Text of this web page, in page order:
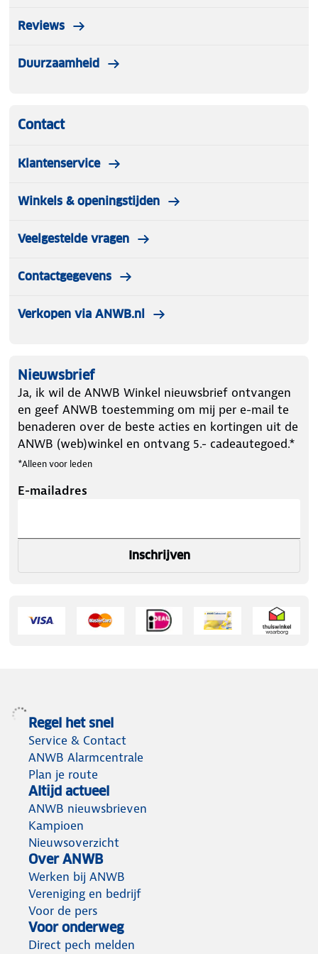
Reviews
Duurzaamheid
Contact
Klantenservice
Winkels & openingstijden
Veelgestelde vragen
Contactgegevens
Verkopen via ANWB.nl
Nieuwsbrief
Ja, ik wil de ANWB Winkel nieuwsbrief ontvangen
en geef ANWB toestemming om mij per e-mail te
benaderen over de beste acties en kortingen uit de
ANWB (web)winkel en ontvang 5.- cadeautegoed.*
*Alleen voor leden
E-mailadres
Inschrijven
Regel het snel
Service & Contact
ANWB Alarmcentrale
Plan je route
Altijd actueel
ANWB nieuwsbrieven
Kampioen
Nieuwsoverzicht
Over ANWB
Werken bij ANWB
Vereniging en bedrijf
Voor de pers
Voor onderweg
Direct pech melden